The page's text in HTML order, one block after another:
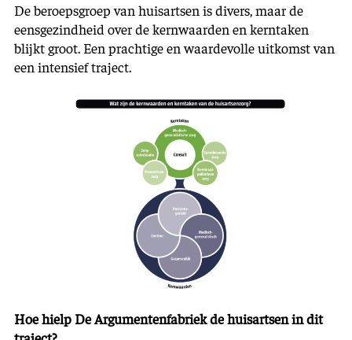
De beroepsgroep van huisartsen is divers, maar de
eensgezindheid over de kernwaarden en kerntaken
blijkt groot. Een prachtige en waardevolle uitkomst van
een intensief traject.
Hoe hielp De Argumentenfabriek de huisartsen in dit